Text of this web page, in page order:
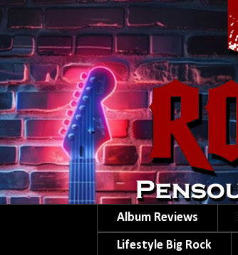
Album Reviews
Lifestyle Big Rock